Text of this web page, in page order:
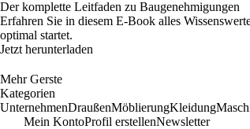
Der komplette Leitfaden zu Baugenehmigungen
Erfahren Sie in diesem E-Book alles
optimal startet.
Jetzt herunterladen
Mehr Gerste
Kategorien
UnternehmenDraußenMöblierungKleidung
Mein KontoProfil erstellenNewsletter